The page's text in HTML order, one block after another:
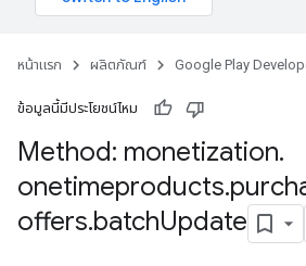
หน้าแรก ผลิตภัณฑ์ Google Play
ข้อมูลนี้มีประโยชน์ไหม
Method: monetization.
onetimeproducts.
offers.batchUpdate